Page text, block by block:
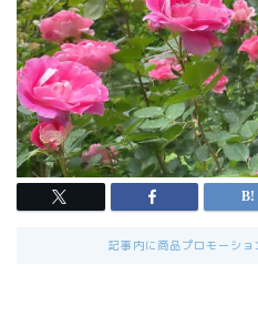
記事内に商品プロモーシ